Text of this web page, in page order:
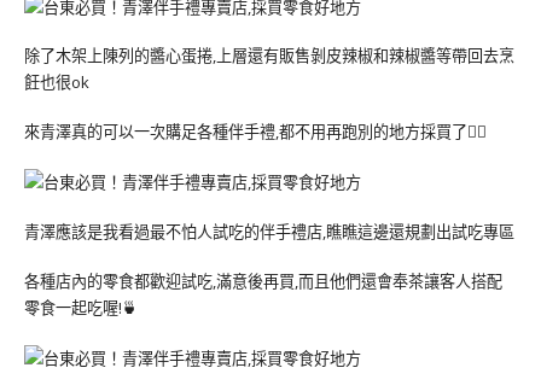
除了木架上陳列的醬心蛋捲,上層還有販售剝皮辣椒和辣椒醬等帶回去烹
飪也很ok
來青澤真的可以一次購足各種伴手禮,都不用再跑別的地方採買了💁‍♀️
青澤應該是我看過最不怕人試吃的伴手禮店,瞧瞧這邊還規劃出試吃專區
各種店內的零食都歡迎試吃,滿意後再買,而且他們還會奉茶讓客人搭配
零食一起吃喔!🍵